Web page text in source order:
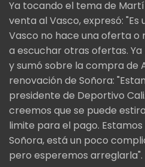
Ya tocando el tema de
venta al Vasco, expresó: "Es
Vasco no hace una oferta o
a escuchar otras ofertas.
y sumó sobre la compra de
renovación de Soñora:
presidente de Deportivo
creemos que se puede
limite para el pago.
Soñora, está un poco
pero esperemos arreglarla".